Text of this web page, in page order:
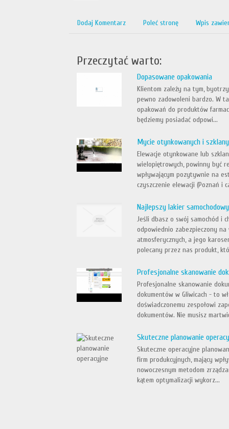
Dodaj Komentarz Poleć stronę Wpis
Przeczytać warto:
Dopasowane opakowania
Klientom zależy na tym,
pewno zadowoleni bardzo. W
opakowań do produktów
będziemy posiadać odpowi...
Mycie otynkowanych i
Elewacje otynkowane lub
wielopiętrowych, powinny być
wpływającym pozytywnie na
czyszczenie elewacji (Poznań i
Najlepszy lakier
Jeśli dbasz o swój samochód i
odpowiednio zabezpieczony
atmosferycznych, a jego
polecany przez nas produkt,
Profesjonalne skanowanie
Profesjonalne skanowanie
dokumentów w Gliwicach - to
doświadczonemu zespołowi
dokumentów. Nie musisz
Skuteczne planowanie
Skuteczne operacyjne
firm produkcyjnych, mający
nowoczesnym metodom
kątem optymalizacji wykorz...